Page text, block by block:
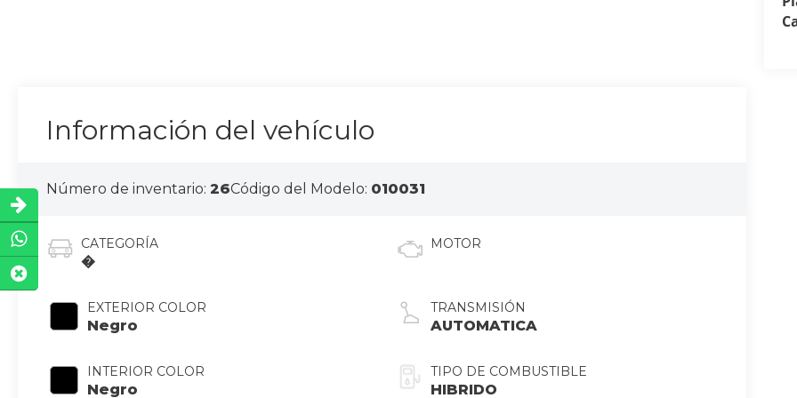
Información del vehículo
Número de inventario:26Código del Modelo: 010031
CATEGORÍA
�
EXTERIOR COLOR
Negro
INTERIOR COLOR
Negro
MOTOR
TRANSMISIÓN
AUTOMATICA
TIPO DE COMBUSTIBLE
HIBRIDO